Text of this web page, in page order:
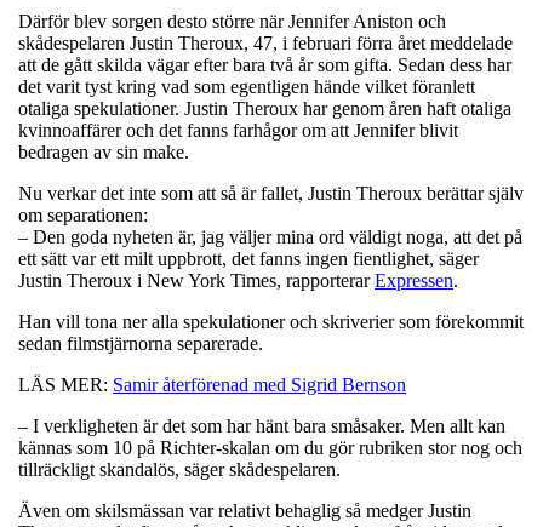
Därför blev sorgen desto större när Jennifer Aniston och
skådespelaren Justin Theroux, 47, i februari förra året meddelade
att de gått skilda vägar efter bara två år som gifta. Sedan dess har
det varit tyst kring vad som egentligen hände vilket föranlett
otaliga spekulationer. Justin Theroux har genom åren haft otaliga
kvinnoaffärer och det fanns farhågor om att Jennifer blivit
bedragen av sin make.
Nu verkar det inte som att så är fallet, Justin Theroux berättar själv
om separationen:
– Den goda nyheten är, jag väljer mina ord väldigt noga, att det på
ett sätt var ett milt uppbrott, det fanns ingen fientlighet, säger
Justin Theroux i New York Times, rapporterarExpressen.
Han vill tona ner alla spekulationer och skriverier som förekommit
sedan filmstjärnorna separerade.
LÄS MER: Samir återförenad med Sigrid Bernson
– I verkligheten är det som har hänt bara småsaker. Men allt kan
kännas som 10 på Richter-skalan om du gör rubriken stor nog och
tillräckligt skandalös, säger skådespelaren.
Även om skilsmässan var relativt behaglig så medger Justin